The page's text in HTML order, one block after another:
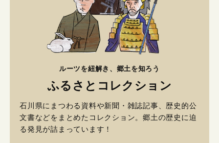
ルーツを紐解き、郷土を知ろう
ふるさとコレクション
石川県にまつわる資料や新聞・雑誌記事、歴史的公
文書などをまとめたコレクション。郷土の歴史に迫
る発見が詰まっています！